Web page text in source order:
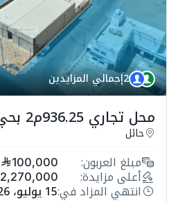
2إجمالي المزايدين
محل تجاري 936.25م2 بحي جنوب شراف
حائل
مبلغ العربون: 100,000
أعلى مزايدة: 2,270,000
انتهي المزاد في:15 يوليو، 2026